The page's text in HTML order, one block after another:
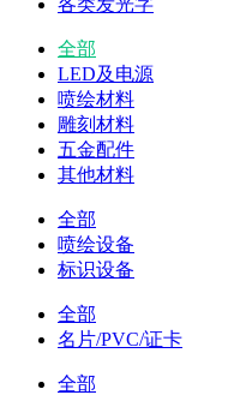
各类发光字
全部
LED及电源
喷绘材料
雕刻材料
五金配件
其他材料
全部
喷绘设备
标识设备
全部
名片/PVC/证卡
全部